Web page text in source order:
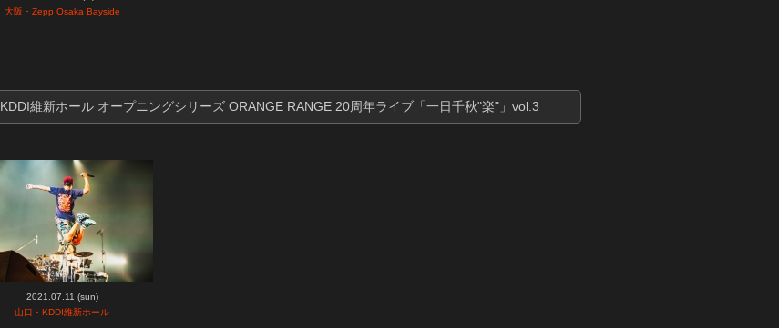
大阪・Zepp Osaka Bayside
KDDI維新ホール オープニングシリーズ ORANGE RANGE 20周年ライブ「一日千秋"楽"」vol.3
2021.07.11 (sun)
山口・KDDI維新ホール